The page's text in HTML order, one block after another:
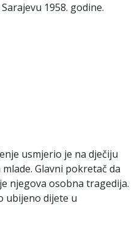
1958. godine.
usmjerio je na dječiju
Glavni pokretač da
njegova osobna tragedija.
ubijeno dijete u